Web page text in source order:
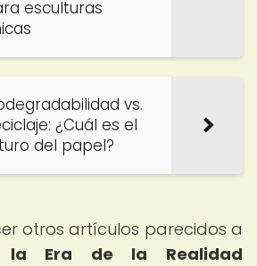
esculturas
vs.
¿Cuál es el
del papel?
otros artículos parecidos a
la Era de la Realidad